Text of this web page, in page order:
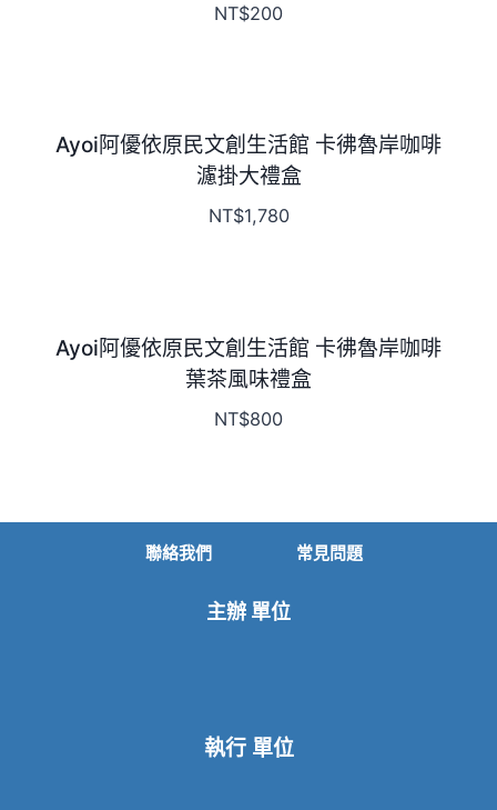
NT$200
Ayoi阿優依原民文創生活館 卡彿魯岸咖啡
濾掛大禮盒
NT$1,780
Ayoi阿優依原民文創生活館 卡彿魯岸咖啡
葉茶風味禮盒
NT$800
聯絡我們 常見問題
主辦 單位
執行 單位